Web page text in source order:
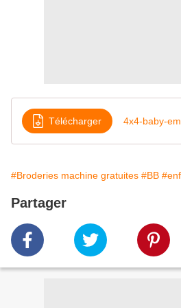
Télécharger 4x4-baby-
#Broderies machine gratuites #BB
Partager